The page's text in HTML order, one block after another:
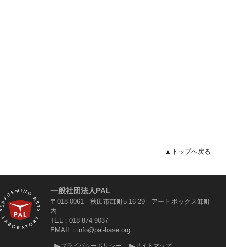
トップへ戻る
一般社団法人PAL
〒018-0061 秋田市卸町5-16-29 アートボックス卸町
内
TEL：018-874-9037
EMAIL：info@pal-base.org